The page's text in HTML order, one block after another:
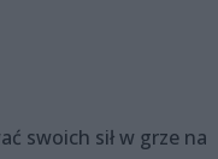
swoich sił w grze na